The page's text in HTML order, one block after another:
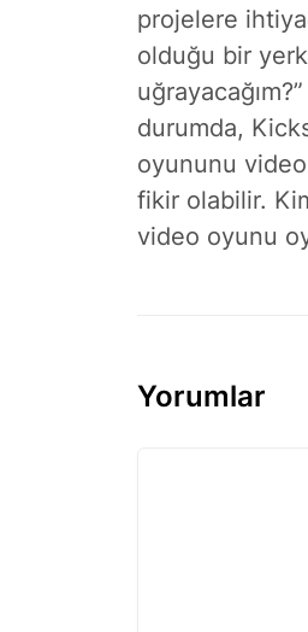
projelere
olduğu bir
durumda,
oyununu
fikir olabilir.
video oyunu
Yorumlar